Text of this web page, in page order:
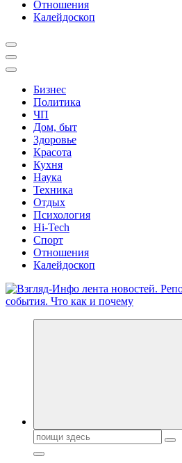
Отношения
Калейдоскоп
Бизнес
Политика
ЧП
Дом, быт
Здоровье
Красота
Кухня
Наука
Техника
Отдых
Психология
Hi-Tech
Спорт
Отношения
Калейдоскоп
Обо всем и обо всех, что зачем и
Поиск: